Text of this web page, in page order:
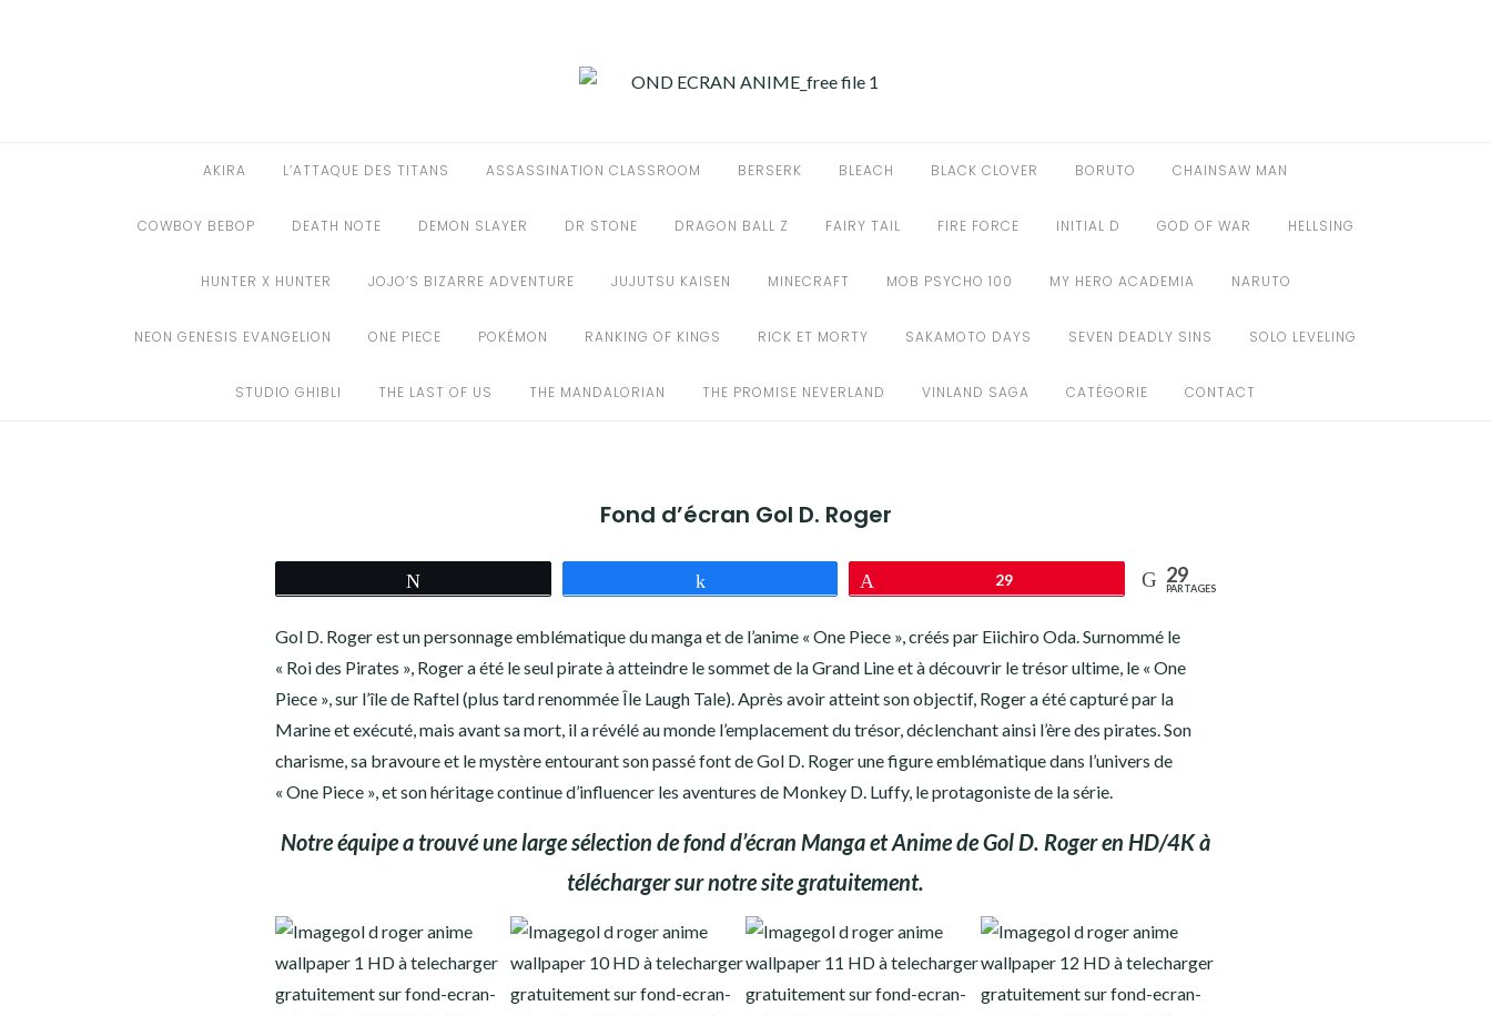
AKIRA L’ATTAQUE DES TITANS ASSASSINATION CLASSROOM BERSERK BLEACH BLACK CLOVER BORUTO CHAINSAW MAN
COWBOY BEBOP DEATH NOTE DEMON SLAYER DR STONE DRAGON BALL Z FAIRY TAIL FIRE FORCE INITIAL D GOD OF WAR HELLSING
HUNTER X HUNTER JOJO’S BIZARRE ADVENTURE JUJUTSU KAISEN MINECRAFT MOB PSYCHO 100 MY HERO ACADEMIA NARUTO
NEON GENESIS EVANGELION ONE PIECE POKÉMON RANKING OF KINGS RICK ET MORTY SAKAMOTO DAYS SEVEN DEADLY SINS SOLO LEVELING
STUDIO GHIBLI THE LAST OF US THE MANDALORIAN THE PROMISE NEVERLAND VINLAND SAGA CATÉGORIE CONTACT
Fond d’écran Gol D. Roger
29 29
PARTAGES
Gol D. Roger est un personnage emblématique du manga et de l’anime « One Piece », créés par Eiichiro Oda. Surnommé le
« Roi des Pirates », Roger a été le seul pirate à atteindre le sommet de la Grand Line et à découvrir le trésor ultime, le « One
Piece », sur l’île de Raftel (plus tard renommée Île Laugh Tale). Après avoir atteint son objectif, Roger a été capturé par la
Marine et exécuté, mais avant sa mort, il a révélé au monde l’emplacement du trésor, déclenchant ainsi l’ère des pirates. Son
charisme, sa bravoure et le mystère entourant son passé font de Gol D. Roger une figure emblématique dans l’univers de
« One Piece », et son héritage continue d’influencer les aventures de Monkey D. Luffy, le protagoniste de la série.
Notre équipe a trouvé une large sélection de fond d’écran Manga et Anime de Gol D. Roger en HD/4K à
télécharger sur notre site gratuitement.
ASSASSINATION CLASSROOM